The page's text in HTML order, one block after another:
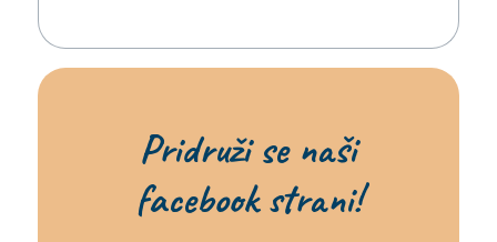
Pridruži se naši
facebook strani!